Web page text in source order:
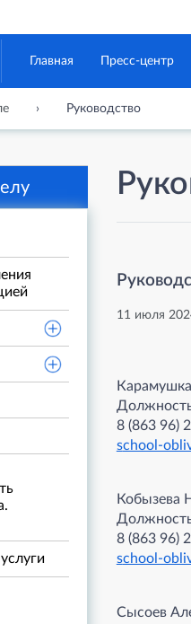
Главная Пресс-центр
Руководство
11 июля
8 (863 96)
school-
Кобызева
8 (863 96)
school-
Сысоев